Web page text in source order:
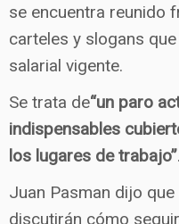
se encuentra reunido
carteles y slogans
salarial vigente.
Se trata de“un paro
indispensables
los lugares de trabajo”.
Juan Pasman dijo
discutirán cómo